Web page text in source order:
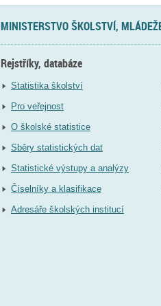
MINISTERSTVO ŠKOLSTVÍ,
Rejstříky, databáze
Statistika školství
Pro veřejnost
O školské statistice
Sběry statistických dat
Statistické výstupy a analýzy
Číselníky a klasifikace
Adresáře školských institucí